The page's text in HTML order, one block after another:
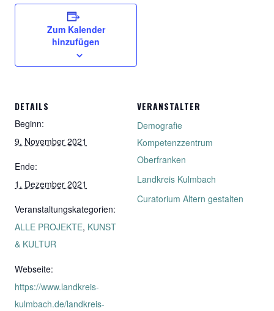
Zum Kalender
hinzufügen
DETAILS
Beginn:
9. November 2021
Ende:
1. Dezember 2021
Veranstaltungskategorien:
ALLE PROJEKTE, KUNST
& KULTUR
Webseite:
https://www.landkreis-
kulmbach.de/landkreis-
VERANSTALTER
Demografie
Kompetenzzentrum
Oberfranken
Landkreis Kulmbach
Curatorium Altern gestalten